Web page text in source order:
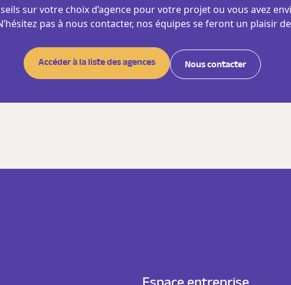
sur votre choix d’agence pour votre projet ou vous avez
pas à nous contacter, nos équipes se feront un plaisir
Accéder à la liste des agences Nous contacter